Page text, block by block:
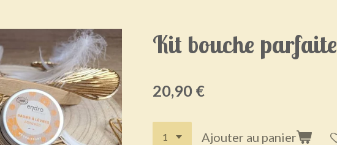
Kit bouche parfaite
20,90 €
Ajouter au panier